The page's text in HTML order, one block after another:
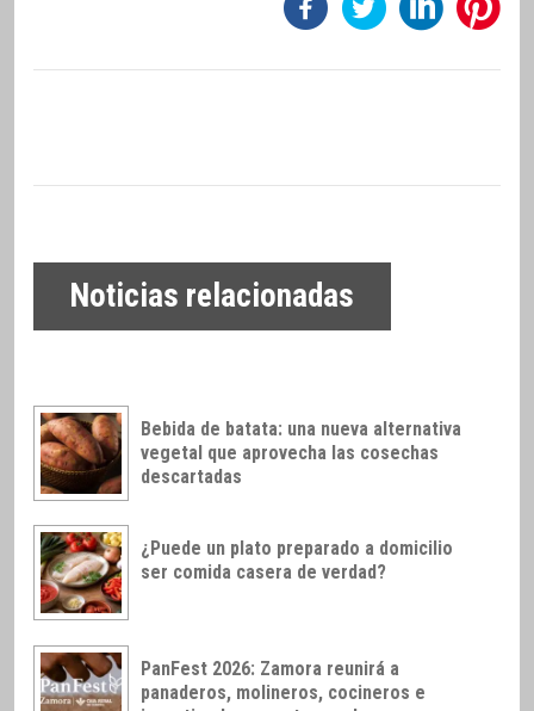
Noticias relacionadas
Bebida de batata: una nueva alternativa
vegetal que aprovecha las cosechas
descartadas
¿Puede un plato preparado a domicilio
ser comida casera de verdad?
PanFest 2026: Zamora reunirá a
panaderos, molineros, cocineros e